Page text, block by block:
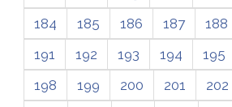
184
185 186 187 188
191
192 193 194 195
198
199 200 201 202